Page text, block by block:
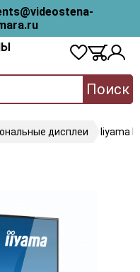
Поиск
дисплеи Iiyama